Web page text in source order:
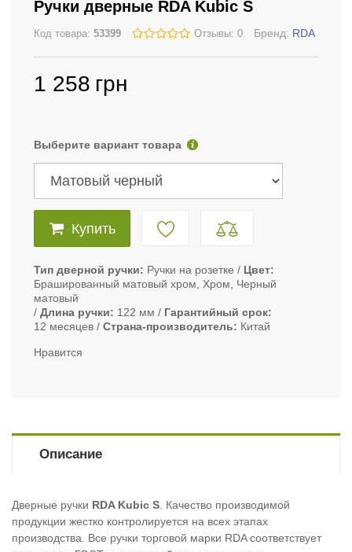
Ручки дверные RDA Kubic S
Код товара: 53399 Отзывы: 0 Бренд: RDA
1 258 грн
Выберите вариант товара
Купить
Тип дверной ручки Ручки на розетке
Цвет
Брашированный матовый хром, Хром, Черный
матовый
Длина ручки
122 мм
Гарантийный срок
12 месяцев
Страна-производитель Китай
Нравится
Описание
Дверные ручки RDA Kubic S. Качество производимой
продукции жестко контролируется на всех этапах
производства. Все ручки торговой марки RDA соответствует